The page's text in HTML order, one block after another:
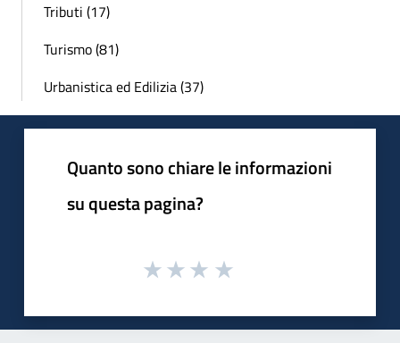
Tributi (17)
Turismo (81)
Urbanistica ed Edilizia (37)
Quanto sono chiare le informazioni
su questa pagina?